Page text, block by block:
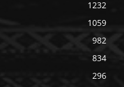
1232
1059
982
834
296